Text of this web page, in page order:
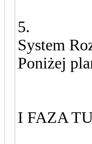
5.
System
Poniżej
I FAZA